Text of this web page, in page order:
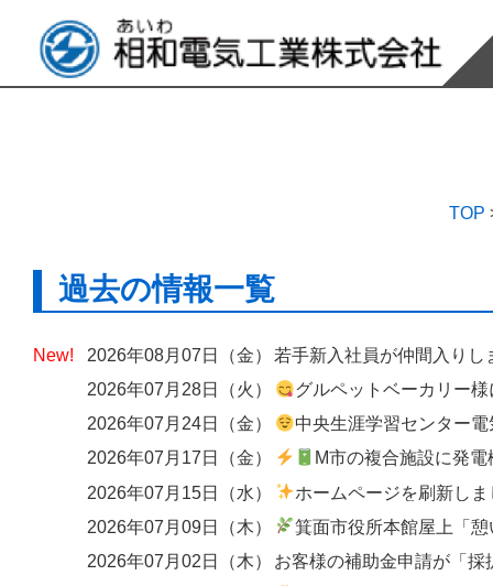
TOP
過去の情報一覧
2026年08月07日（金）
若手新入社員が仲間入りし
2026年07月28日（火）
グルペットベーカリー様にて、出入口へのエアーカーテン
2026年07月24日（金）
中央生涯学習センター電気設備改修
2026年07月17日（金）
M市の複合施設に発電機
2026年07月15日（水）
ホームページを刷新しました ― 歴史と技
2026年07月09日（木）
箕面市役所本館屋上「憩いの広
2026年07月02日（木）